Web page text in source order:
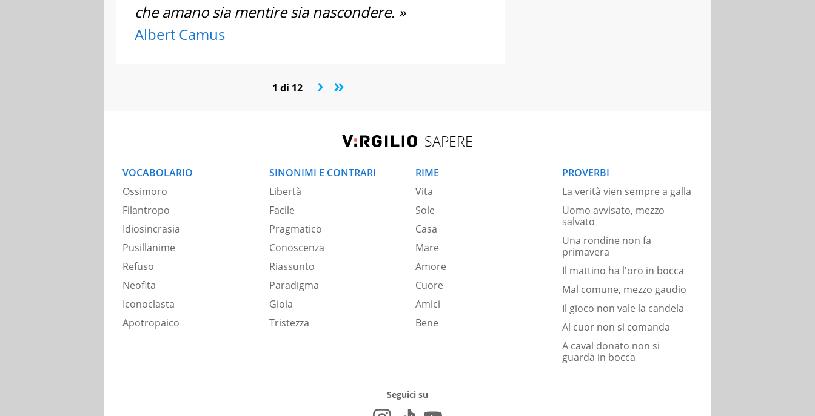
che amano sia mentire sia nascondere. »
Albert Camus
1 di 12 › »
SAPERE
VOCABOLARIO
Ossimoro
Filantropo
Idiosincrasia
Pusillanime
Refuso
Neofita
Iconoclasta
Apotropaico
SINONIMI E CONTRARI
Libertà
Facile
Pragmatico
Conoscenza
Riassunto
Paradigma
Gioia
Tristezza
RIME
Vita
Sole
Casa
Mare
Amore
Cuore
Amici
Bene
PROVERBI
La verità vien sempre a galla
Uomo avvisato, mezzo
salvato
Una rondine non fa
primavera
Il mattino ha l'oro in bocca
Mal comune, mezzo gaudio
Il gioco non vale la candela
Al cuor non si comanda
A caval donato non si
guarda in bocca
Seguici su